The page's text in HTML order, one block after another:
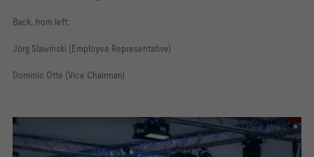
Back, from left:
Jörg Slawinski (Employee Representative)
Dominic Otte (Vice Chairman)